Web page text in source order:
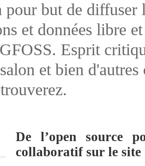
pour but de diffuser
et données libre
Esprit
et bien
trouverez.
De l’open source
collaboratif sur le site